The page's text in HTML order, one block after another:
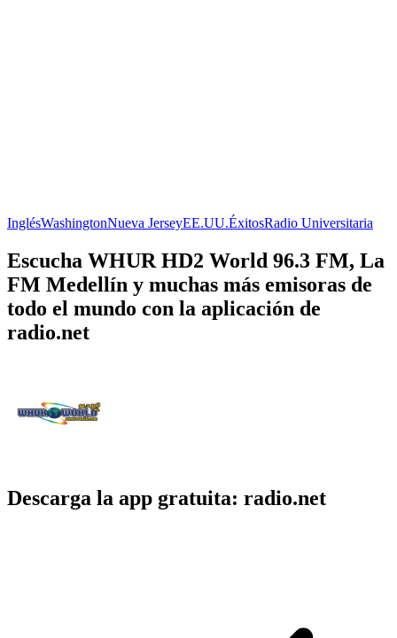
InglésWashingtonNueva JerseyEE.UU.ÉxitosRadio Universitaria
Escucha WHUR HD2 World 96.3 FM, La
FM Medellín y muchas más emisoras de
todo el mundo con la aplicación de
radio.net
Descarga la app gratuita: radio.net